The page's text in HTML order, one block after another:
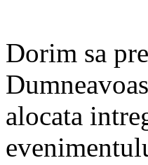
Dorim sa
alocata